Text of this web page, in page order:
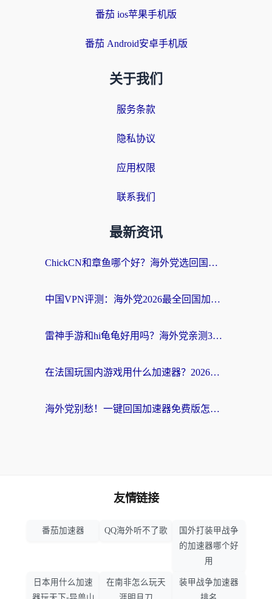
番茄 ios苹果手机版
番茄 Android安卓手机版
关于我们
服务条款
隐私协议
应用权限
联系我们
最新资讯
ChickCN和章鱼哪个好？海外党选回国加速器的3个关键维度 + 实用避坑指南
中国VPN评测：海外党2026最全回国加速器选择指南，告别地区限制不踩坑
雷神手游和hi龟龟好用吗？海外党亲测3款回国加速器，教你选对国外到国内加速器
在法国玩国内游戏用什么加速器？2026实测解决延迟卡顿的实用指南
海外党别愁！一键回国加速器免费版怎么选？从踩坑到流畅访问的全攻略
友情链接
番茄加速器 QQ海外听不了歌
国外打装甲战争
的加速器哪个好
用
日本用什么加速
在南非怎么玩天
装甲战争加速器